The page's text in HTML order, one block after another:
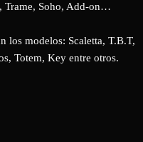
Trame, Soho, Add-on…
los modelos: Scaletta, T.B.T,
Totem, Key entre otros.